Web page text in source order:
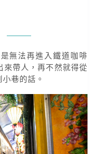
無法再進入鐵道咖啡
來帶人，再不然就得從
巷的話。